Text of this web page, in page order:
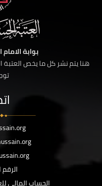
بوابة
هنا يتم نشر كل ما يخص العتبة
الحساب المالي